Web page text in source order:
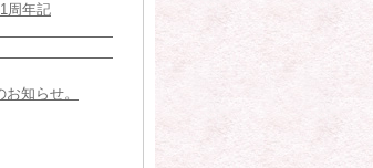
周年記
知らせ。